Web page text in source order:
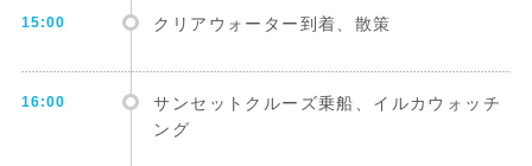
15:00 クリアウォーター到着、散策
16:00
サンセットクルーズ乗船、イルカウォッチ
ング